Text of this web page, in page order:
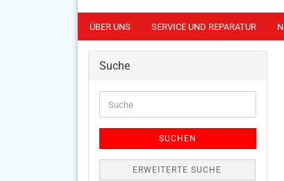
ÜBER UNS SERVICE UND REPARATUR
Suche
SUCHEN
ERWEITERTE SUCHE